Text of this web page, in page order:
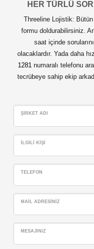
HER TÜRLÜ
Threeline Lojistik:
formu doldurabilirsiniz.
saat içinde
olacaklardır. Yada daha
1281 numaralı telefonu
tecrübeye sahip ekip
ŞIRKET ADI
İLGILI KIŞI
TELEFON
MAIL ADRESINIZ
MESAJINIZ